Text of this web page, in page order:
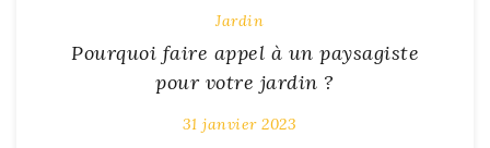
Jardin
Pourquoi faire appel à un paysagiste
pour votre jardin ?
31 janvier 2023